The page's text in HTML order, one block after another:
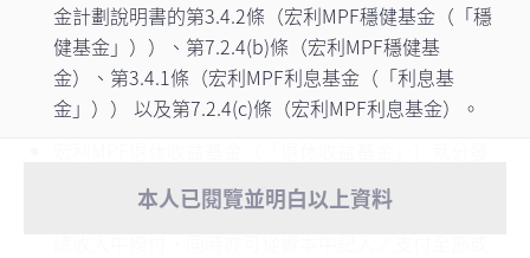
重要通知- 由2026年8月1日起，宏利客戶
服務中心將實施新服務安排。如有任何強
金計劃說明書的第3.4.2條（宏利MPF穩健基金（「穩
健基金」））、第7.2.4(b)條（宏利MPF穩健基
金）、第3.4.1條（宏利MPF利息基金（「利息基
金」）） 以及第7.2.4(c)條（宏利MPF利息基金）。
派息、派息頻次及派息金額／派息率概不提供任何保
證。派息可從基金的已變現之資本增值、資本及／或
本人已閱覽並明白以上資料